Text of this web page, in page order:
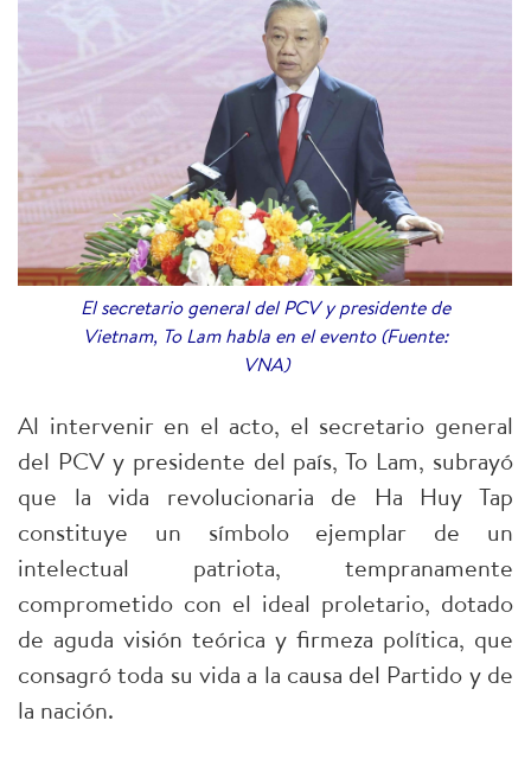
El secretario general del PCV y presidente de
Vietnam, To Lam habla en el evento (Fuente:
VNA)
Al intervenir en el acto, el secretario general
del PCV y presidente del país, To Lam, subrayó
que la vida revolucionaria de Ha Huy Tap
constituye un símbolo ejemplar de un
intelectual patriota, tempranamente
comprometido con el ideal proletario, dotado
de aguda visión teórica y firmeza política, que
consagró toda su vida a la causa del Partido y de
la nación.